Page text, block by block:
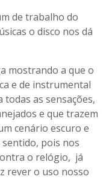
de trabalho do
o disco nos dá
mostrando a que o
e de instrumental
todas as sensações,
e que trazem
cenário escuro e
pois nos
o relógio, já
rever o uso nosso